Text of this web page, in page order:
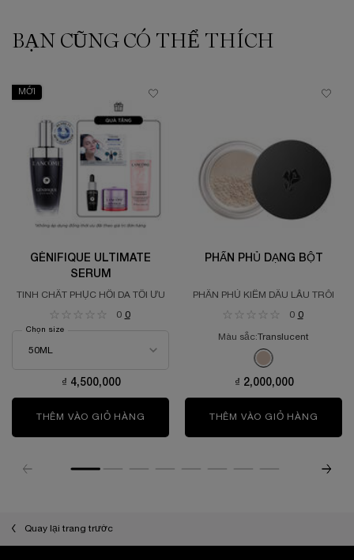
zpdp-section-slot-3-Einstein-RecentlyViewed
PDP Slot 1 Section
BẠN CŨNG CÓ THỂ THÍCH
MỚI
GÉNIFIQUE ULTIMATE
SERUM
TINH CHẤT PHỤC HỒI DA TỐI ƯU
0 0
Chọn size
₫ 4,500,000
THÊM VÀO GIỎ HÀNG GÉNIFIQUE ULTIMATE SERUM
PHẤN PHỦ DẠNG BỘT
PHẤN PHỦ KIỀM DẦU LÂU TRÔI
0 0
Màu sắc:Translucent
Selected
Translucent color
₫ 2,000,000
THÊM VÀO GIỎ HÀNG
Quay lại trang trước